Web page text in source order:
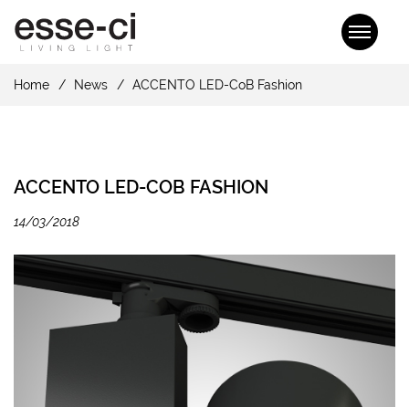
Home News ACCENTO LED-CoB Fashion
ACCENTO LED-COB FASHION
14/03/2018